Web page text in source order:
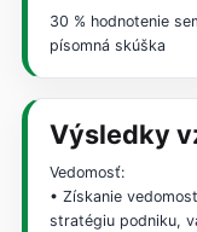
30 % hodnotenie
písomná skúška
Výsledky
Vedomosť:
• Získanie
stratégiu podniku,